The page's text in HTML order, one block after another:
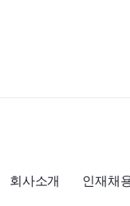
회사소개 인재채